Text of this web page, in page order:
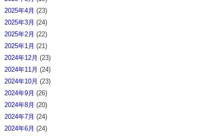
2025年4月 (23)
2025年3月 (24)
2025年2月 (22)
2025年1月 (21)
2024年12月 (23)
2024年11月 (24)
2024年10月 (23)
2024年9月 (26)
2024年8月 (20)
2024年7月 (24)
2024年6月 (24)